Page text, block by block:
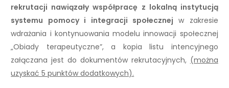
rekrutacji nawiązały współpracę z lokalną instytucją
systemu pomocy i integracji społecznej w zakresie
wdrażania i kontynuowania modelu innowacji społecznej
„Obiady terapeutyczne”, a kopia listu intencyjnego
załączana jest do dokumentów rekrutacyjnych, (można
uzyskać 5 punktów dodatkowych).